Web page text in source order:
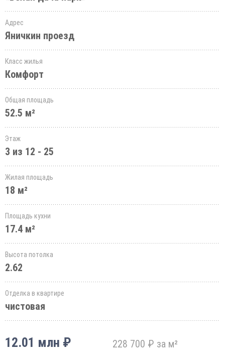
Адрес
Яничкин проезд
Класс жилья
Комфорт
Общая площадь
52.5 м²
Этаж
3 из 12 - 25
Жилая площадь
18 м²
Площадь кухни
17.4 м²
Высота потолка
2.62
Отделка в квартире
чистовая
12.01 млн ₽ 228 700 ₽ за м²